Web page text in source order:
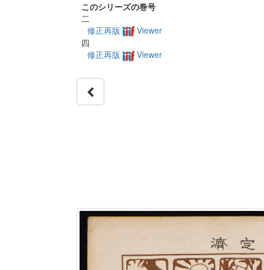
このシリーズの巻号
二
修正再版
Viewer
四
修正再版
Viewer